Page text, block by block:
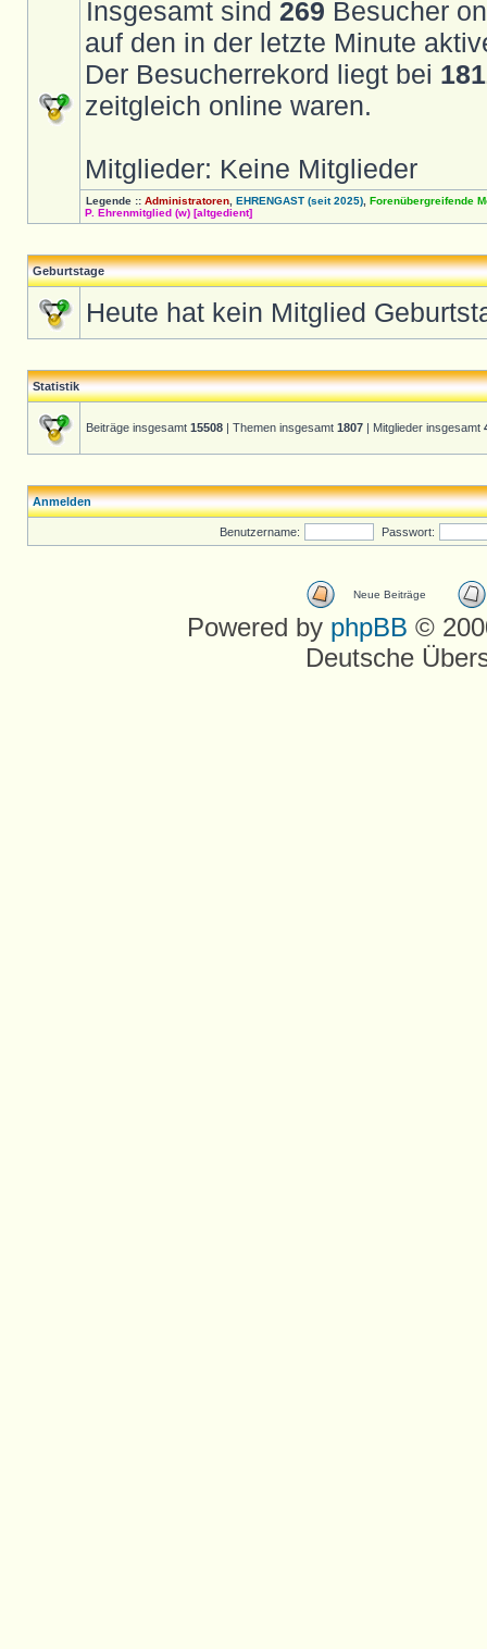
Insgesamt sind 269 Besucher
auf den in der letzte Minute
Der Besucherrekord liegt bei
zeitgleich online waren.
Mitglieder: Keine Mitglieder
Legende :: Administratoren EHRENGAST (seit 2025) Forenübergreifende
P. Ehrenmitglied (w) [altgedient]
Geburtstage
Heute hat kein Mitglied
Statistik
Beiträge insgesamt 15508 | Themen insgesamt 1807 | Mitglieder insgesamt
Anmelden
Benutzername: Passwort:
Neue Beiträge
Powered by phpBB ©
Deutsche